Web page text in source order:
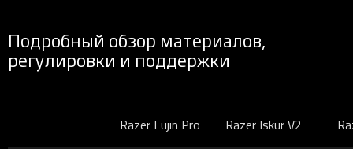
Подробный обзор материалов,
регулировки и поддержки
Razer Fujin Pro Razer Iskur V2